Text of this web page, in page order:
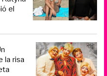
el
la risa